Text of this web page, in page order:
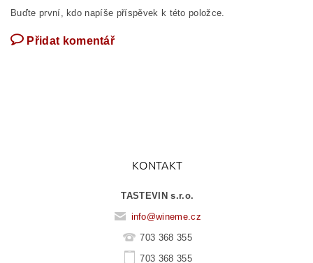
Buďte první, kdo napíše příspěvek k této položce.
Přidat komentář
KONTAKT
TASTEVIN s.r.o.
info@wineme.cz
703 368 355
703 368 355